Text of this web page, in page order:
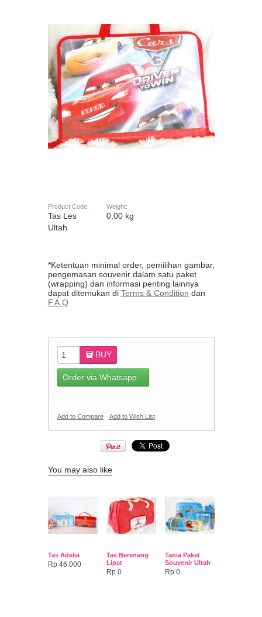
Product Code:
Tas Les
Ultah
Weight:
0,00 kg
*Ketentuan minimal order, pemilihan gambar,
pengemasan souvenir dalam satu paket
(wrapping) dan informasi penting lainnya
dapat ditemukan di Terms & Condition dan
F.A.Q
BUY
Order via Whatsapp
Add to Compare Add to Wish List
You may also like
Tas Adelia
Rp 46.000
Tas Berenang
Lipat
Rp 0
Tania Paket
Souvenir Ultah
Rp 0